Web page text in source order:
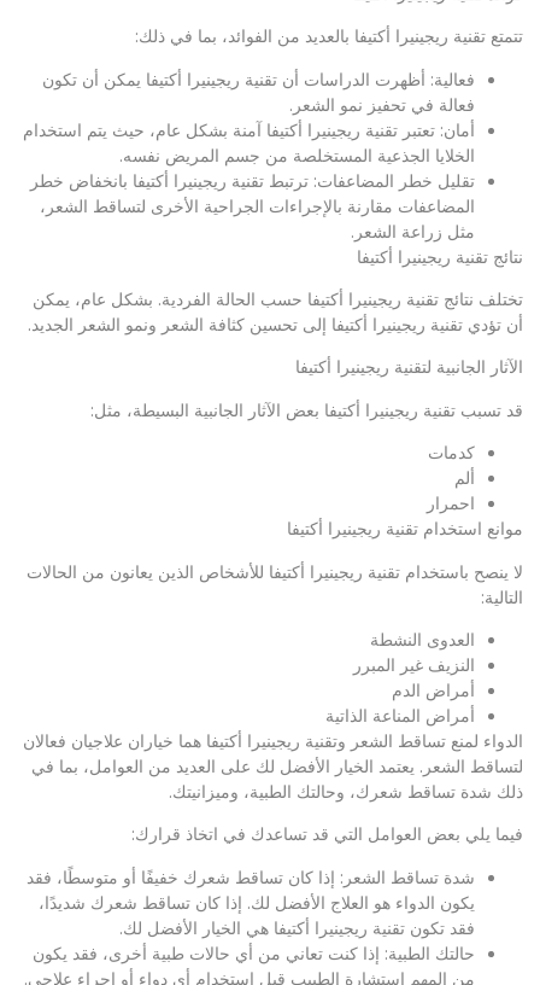
تتمتع تقنية ريجينيرا أكتيفا بالعديد من الفوائد، بما في ذلك:
فعالية: أظهرت الدراسات أن تقنية ريجينيرا أكتيفا يمكن أن تكون
فعالة في تحفيز نمو الشعر.
أمان: تعتبر تقنية ريجينيرا أكتيفا آمنة بشكل عام، حيث يتم استخدام
الخلايا الجذعية المستخلصة من جسم المريض نفسه.
تقليل خطر المضاعفات: ترتبط تقنية ريجينيرا أكتيفا بانخفاض خطر
المضاعفات مقارنة بالإجراءات الجراحية الأخرى لتساقط الشعر،
مثل زراعة الشعر.
نتائج تقنية ريجينيرا أكتيفا
تختلف نتائج تقنية ريجينيرا أكتيفا حسب الحالة الفردية. بشكل عام، يمكن
أن تؤدي تقنية ريجينيرا أكتيفا إلى تحسين كثافة الشعر ونمو الشعر الجديد.
الآثار الجانبية لتقنية ريجينيرا أكتيفا
قد تسبب تقنية ريجينيرا أكتيفا بعض الآثار الجانبية البسيطة، مثل:
كدمات
ألم
احمرار
موانع استخدام تقنية ريجينيرا أكتيفا
لا ينصح باستخدام تقنية ريجينيرا أكتيفا للأشخاص الذين يعانون من الحالات
التالية:
العدوى النشطة
النزيف غير المبرر
أمراض الدم
أمراض المناعة الذاتية
الدواء لمنع تساقط الشعر وتقنية ريجينيرا أكتيفا هما خياران علاجيان فعالان
لتساقط الشعر. يعتمد الخيار الأفضل لك على العديد من العوامل، بما في
ذلك شدة تساقط شعرك، وحالتك الطبية، وميزانيتك.
فيما يلي بعض العوامل التي قد تساعدك في اتخاذ قرارك:
شدة تساقط الشعر: إذا كان تساقط شعرك خفيفًا أو متوسطًا، فقد
يكون الدواء هو العلاج الأفضل لك. إذا كان تساقط شعرك شديدًا،
فقد تكون تقنية ريجينيرا أكتيفا هي الخيار الأفضل لك.
حالتك الطبية: إذا كنت تعاني من أي حالات طبية أخرى، فقد يكون
من المهم استشارة الطبيب قبل استخدام أي دواء أو إجراء علاجي.